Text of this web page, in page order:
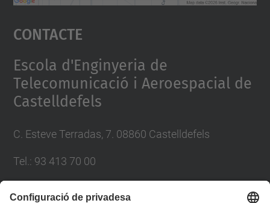
Accepta
powered by
Contacte
Escola d'Enginyeria de
Telecomunicació i Aeroespacial de
Castelldefels
C. Esteve Terradas, 7. 08860 Castelldefels
Tel.: 93 413 70 00